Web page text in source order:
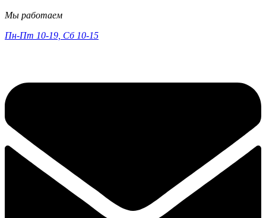
Мы работаем
Пн-Пт 10-19, Сб 10-15